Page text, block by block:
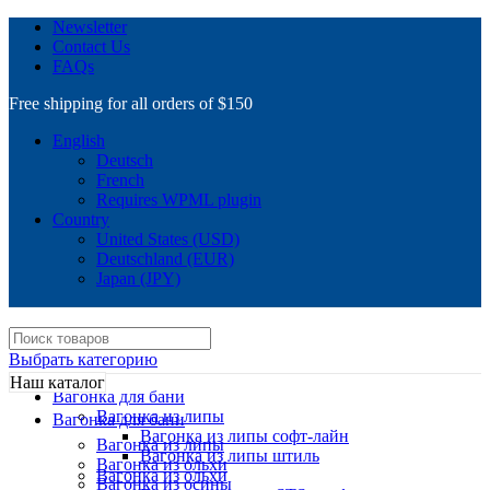
Newsletter
Contact Us
FAQs
Free shipping for all orders of $150
English
Deutsch
French
Requires WPML plugin
Country
United States (USD)
Deutschland (EUR)
Japan (JPY)
Выбрать категорию
Вагонка для бани
Вагонка из липы
Вагонка из липы софт-лайн
Вагонка из липы штиль
Вагонка из ольхи
Наш каталог
Вагонка для бани
Вагонка из липы
Вагонка из ольхи
Вагонка из осины